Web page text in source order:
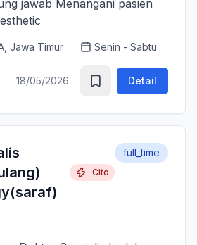
pasien
Jawa Timur Senin - Sabtu
18/05/2026 Detail
Cito
full_time